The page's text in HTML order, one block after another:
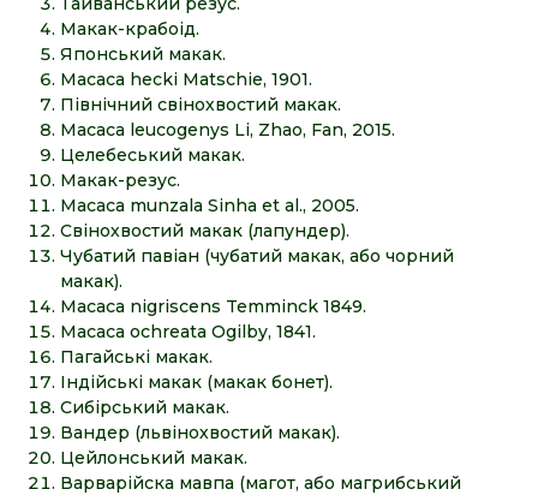
Макак-крабоід.
Японський макак.
Macaca hecki Matschie, 1901.
Північний свінохвостий макак.
Macaca leucogenys Li, Zhao, Fan, 2015.
Целебеський макак.
Макак-резус.
Macaca munzala Sinha et al., 2005.
Свінохвостий макак (лапундер).
Чубатий павіан (чубатий макак, або чорний
макак).
Macaca nigriscens Temminck 1849.
Macaca ochreata Ogilby, 1841.
Пагайські макак.
Індійські макак (макак бонет).
Сибірський макак.
Вандер (львінохвостий макак).
Цейлонський макак.
Варварійска мавпа (магот, або магрибський